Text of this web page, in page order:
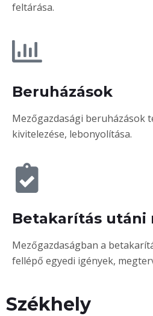
feltárása.
Beruházások
Mezőgazdasági beruházások
kivitelezése, lebonyolítása.
Betakarítás utáni
Mezőgazdaságban a
fellépő egyedi igények,
Székhely